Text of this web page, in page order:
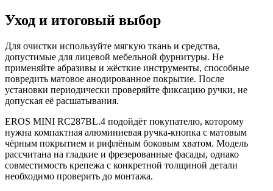
Уход и итоговый выбор
Для очистки используйте мягкую ткань и средства,
допустимые для лицевой мебельной фурнитуры. Не
применяйте абразивы и жёсткие инструменты, способные
повредить матовое анодированное покрытие. После
установки периодически проверяйте фиксацию ручки, не
допуская её расшатывания.
EROS MINI RC287BL.4 подойдёт покупателю, которому
нужна компактная алюминиевая ручка-кнопка с матовым
чёрным покрытием и рифлёным боковым хватом. Модель
рассчитана на гладкие и фрезерованные фасады, однако
совместимость крепежа с конкретной толщиной детали
необходимо проверить до монтажа.